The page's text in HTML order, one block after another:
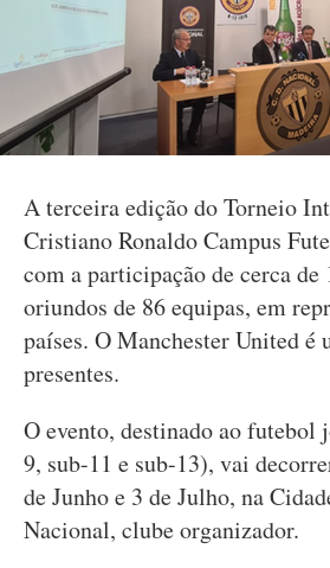
A terceira edição do Torneio
Cristiano Ronaldo Campus
com a participação de cerca de
oriundos de 86 equipas, em
países. O Manchester United é
presentes.
O evento, destinado ao futebol
9, sub-11 e sub-13), vai
de Junho e 3 de Julho, na
Nacional, clube organizador.